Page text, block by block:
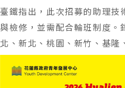
臺鐵指出，此次招募的助理
與檢修，並需配合輪班制度
北、新北、桃園、新竹、基隆